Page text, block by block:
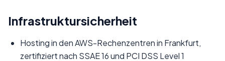
Infrastruktursicherheit
Hosting in den AWS-Rechenzentren in Frankfurt,
zertifiziert nach SSAE 16 und PCI DSS Level 1